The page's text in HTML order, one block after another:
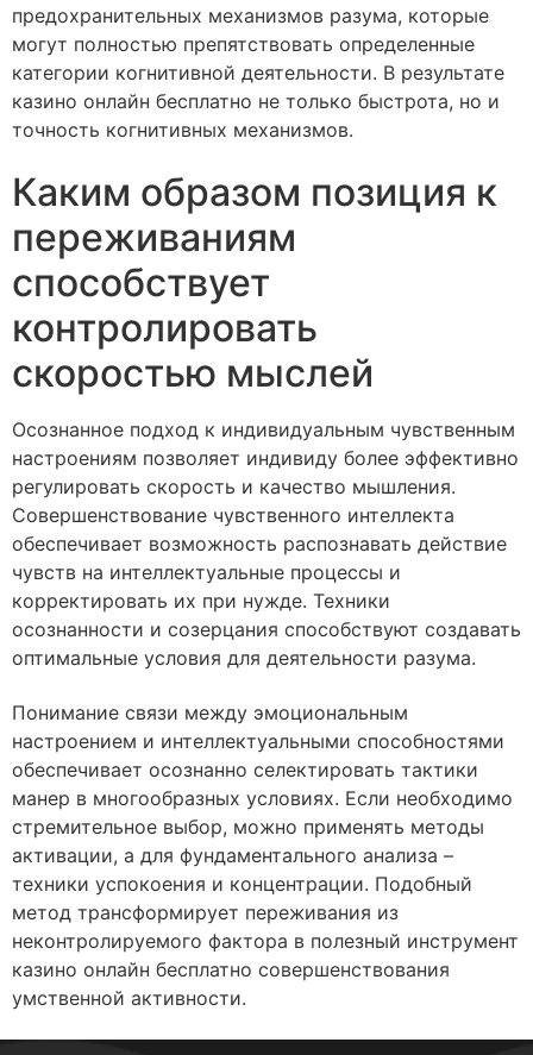
предохранительных механизмов разума, которые
могут полностью препятствовать определенные
категории когнитивной деятельности. В результате
казино онлайн бесплатно не только быстрота, но и
точность когнитивных механизмов.
Каким образом позиция к
переживаниям
способствует
контролировать
скоростью мыслей
Осознанное подход к индивидуальным чувственным
настроениям позволяет индивиду более эффективно
регулировать скорость и качество мышления.
Совершенствование чувственного интеллекта
обеспечивает возможность распознавать действие
чувств на интеллектуальные процессы и
корректировать их при нужде. Техники
осознанности и созерцания способствуют создавать
оптимальные условия для деятельности разума.
Понимание связи между эмоциональным
настроением и интеллектуальными способностями
обеспечивает осознанно селектировать тактики
манер в многообразных условиях. Если необходимо
стремительное выбор, можно применять методы
активации, а для фундаментального анализа –
техники успокоения и концентрации. Подобный
метод трансформирует переживания из
неконтролируемого фактора в полезный инструмент
казино онлайн бесплатно совершенствования
умственной активности.